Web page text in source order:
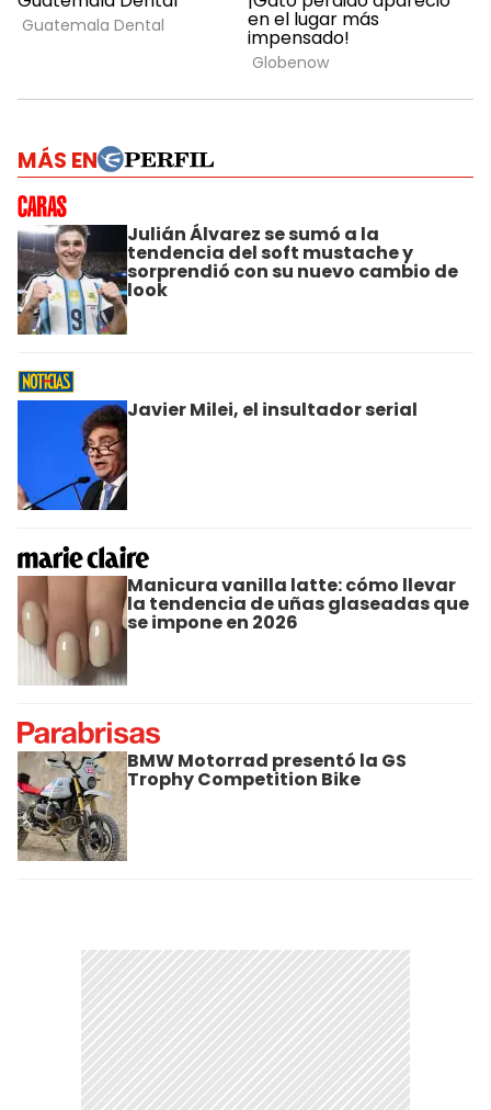
MÁS EN
Julián Álvarez se sumó a la
tendencia del soft mustache y
sorprendió con su nuevo cambio de
look
Javier Milei, el insultador serial
Manicura vanilla latte: cómo llevar
la tendencia de uñas glaseadas que
se impone en 2026
BMW Motorrad presentó la GS
Trophy Competition Bike